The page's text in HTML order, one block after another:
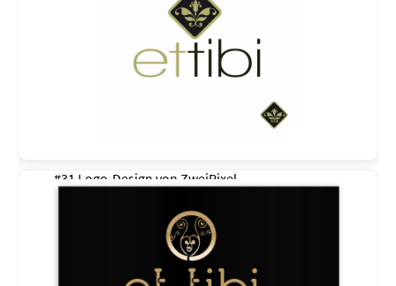
#31 Logo-Design von ZweiPixel